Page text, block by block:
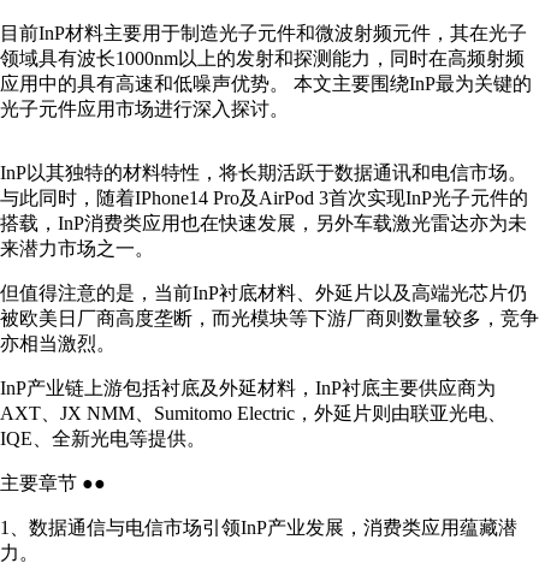
目前InP材料主要用于制造光子元件和微波射频元件，其在光子
领域具有波长1000nm以上的发射和探测能力，同时在高频射频
应用中的具有高速和低噪声优势。 本文主要围绕InP最为关键的
光子元件应用市场进行深入探讨。
InP以其独特的材料特性，将长期活跃于数据通讯和电信市场。
与此同时，随着IPhone14 Pro及AirPod 3首次实现InP光子元件的
搭载，InP消费类应用也在快速发展，另外车载激光雷达亦为未
来潜力市场之一。
但值得注意的是，当前InP衬底材料、外延片以及高端光芯片仍
被欧美日厂商高度垄断，而光模块等下游厂商则数量较多，竞争
亦相当激烈。
InP产业链上游包括衬底及外延材料，InP衬底主要供应商为
AXT、JX NMM、Sumitomo Electric，外延片则由联亚光电、
IQE、全新光电等提供。
主要章节 ●●
1、数据通信与电信市场引领InP产业发展，消费类应用蕴藏潜
力。